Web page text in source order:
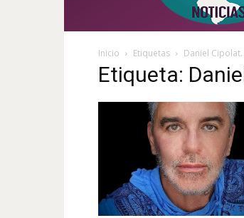
Inicio Etiquetas Daniel Cipolat.
Etiqueta: